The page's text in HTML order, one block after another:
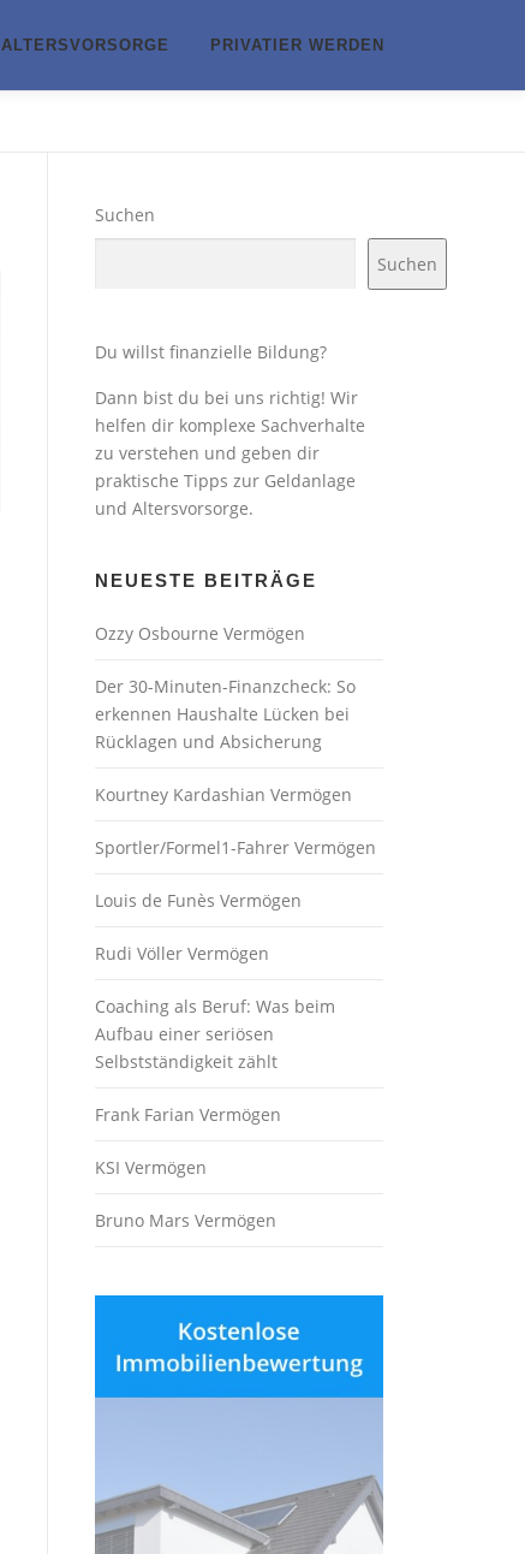
ALTERSVORSORGE PRIVATIER WERDEN
Suchen
Suchen
Du willst finanzielle Bildung?
Dann bist du bei uns richtig! Wir
helfen dir komplexe Sachverhalte
zu verstehen und geben dir
praktische Tipps zur Geldanlage
und Altersvorsorge.
NEUESTE BEITRÄGE
Ozzy Osbourne Vermögen
Der 30-Minuten-Finanzcheck: So
erkennen Haushalte Lücken bei
Rücklagen und Absicherung
Kourtney Kardashian Vermögen
Sportler/Formel1-Fahrer Vermögen
Louis de Funès Vermögen
Rudi Völler Vermögen
Coaching als Beruf: Was beim
Aufbau einer seriösen
Selbstständigkeit zählt
Frank Farian Vermögen
KSI Vermögen
Bruno Mars Vermögen